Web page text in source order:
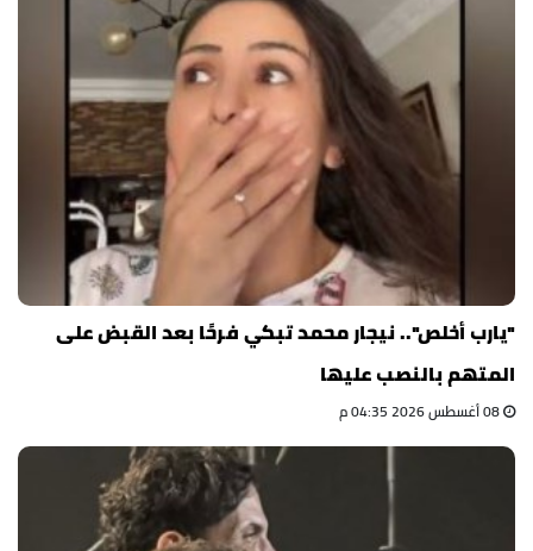
"يارب أخلص".. نيجار محمد تبكي فرحًا بعد القبض على
المتهم بالنصب عليها